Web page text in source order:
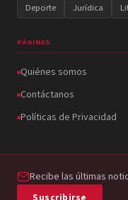
Deporte
Jurídica
PÁGINAS
Quiénes somos
Contáctanos
Políticas de Privacidad
Recibe las últimas